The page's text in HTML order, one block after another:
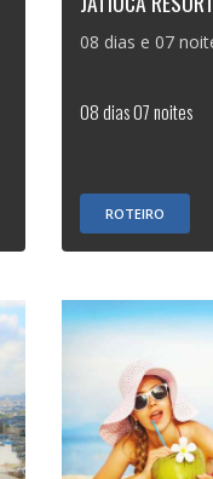
08 dias e 07
08 dias 07 noites
ROTEIRO